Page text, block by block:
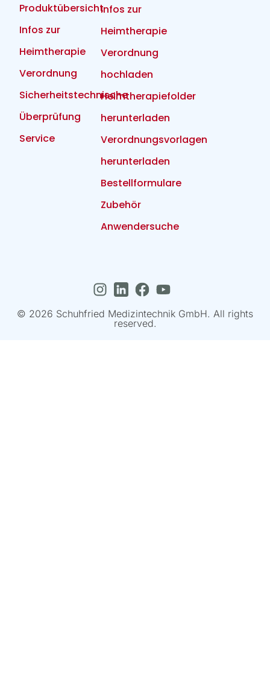
Produktübersicht
Infos zur
Heimtherapie
Verordnung
Sicherheitstechnische
Überprüfung
Service
Infos zur
Heimtherapie
Verordnung
hochladen
Heimtherapiefolder
herunterladen
Verordnungsvorlagen
herunterladen
Bestellformulare
Zubehör
Anwendersuche
© 2026 Schuhfried Medizintechnik GmbH. All rights
reserved.